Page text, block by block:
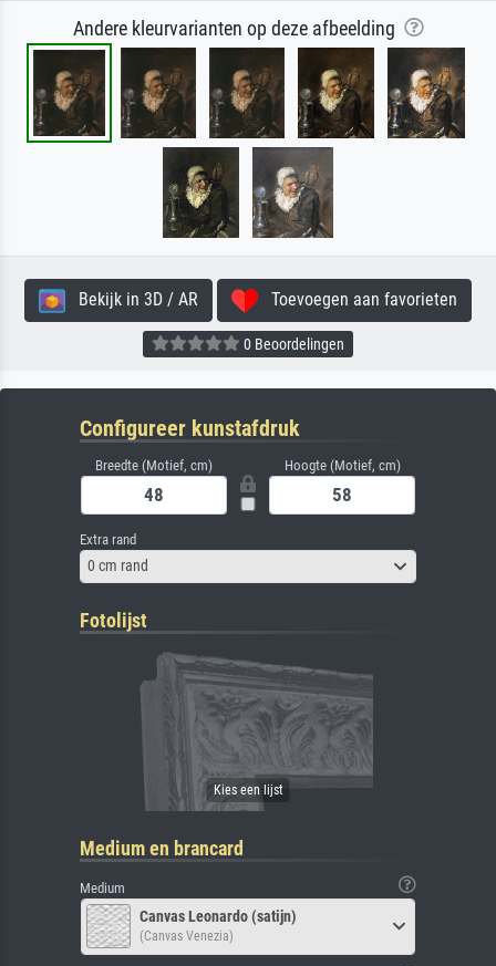
Andere kleurvarianten op deze afbeelding
Bekijk in 3D / AR Toevoegen aan favorieten
0 Beoordelingen
Configureer kunstafdruk
Breedte (Motief, cm) Hoogte (Motief, cm)
Extra rand
0 cm rand
Fotolijst
Medium en brancard
Medium
Canvas Leonardo (satijn)
(Canvas Venezia)